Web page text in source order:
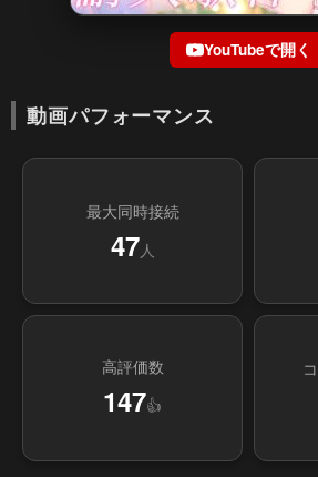
YouTubeで開く
動画パフォーマンス
最大同時接続
47人
高評価数
147👍